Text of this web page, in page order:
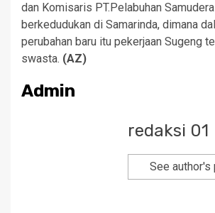
dan Komisaris PT.Pelabuhan
berkedudukan di Samarinda, dimana
perubahan baru itu pekerjaan Sugeng
swasta. (AZ)
Admin
redaksi 01
See author's